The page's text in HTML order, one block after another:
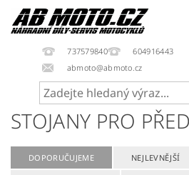
737579840
604916443
abmoto@abmoto.cz
STOJANY PRO
DOPORUČUJEME NEJLEVNĚJŠÍ